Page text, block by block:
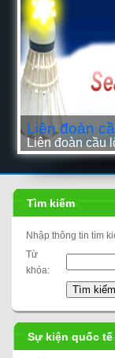
Liên đoàn
Liên đoàn cầu
Tìm kiếm
Nhập thông tin tìm
Từ
khóa:
Sự kiện quốc tế